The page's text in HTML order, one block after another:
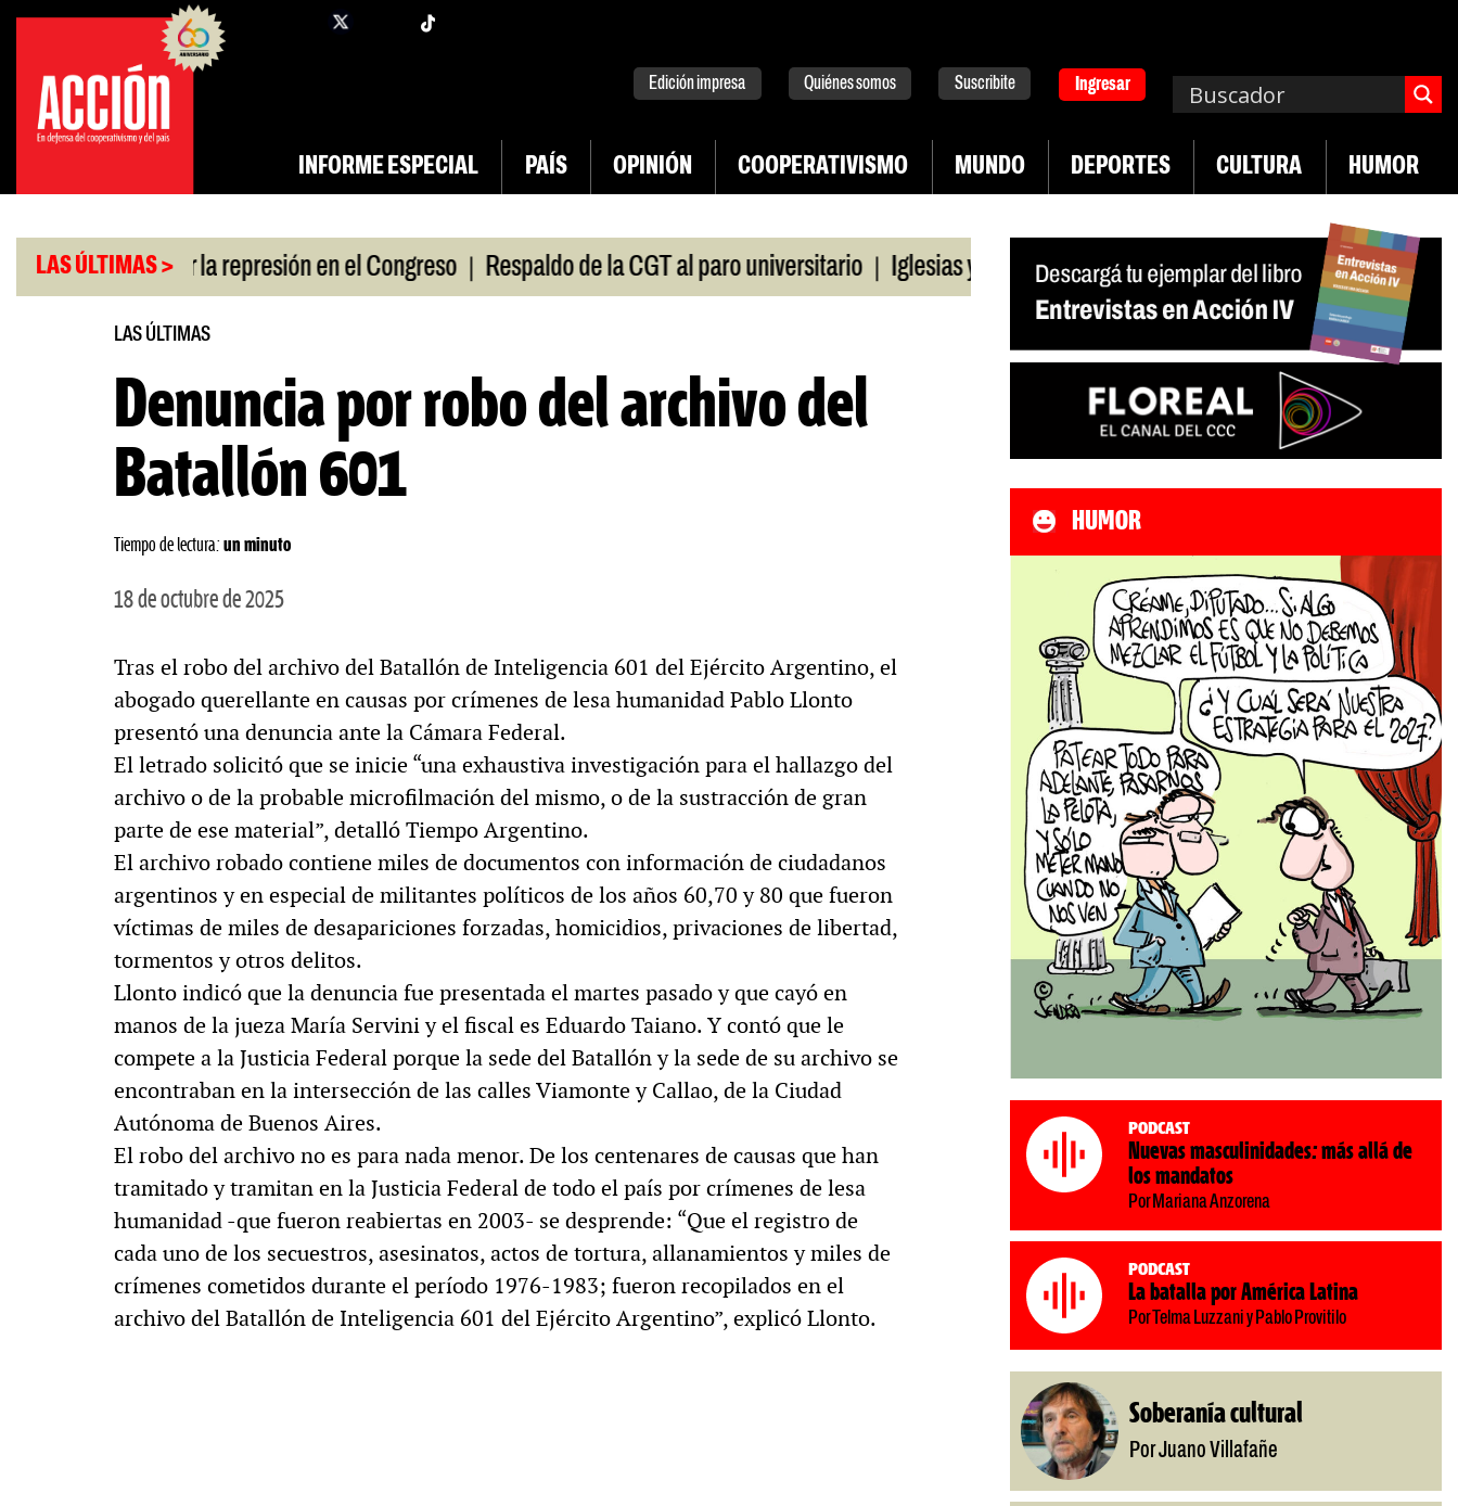
Saltar
contenido
facebook
Edición impresa Quiénes somos Suscribite Ingresar
INFORME ESPECIAL PAÍS OPINIÓN COOPERATIVISMO MUNDO DEPORTES CULTURA HUMOR
LAS ÚLTIMAS >
a policías por la represión en el Congreso | Respaldo de la CGT al paro universitario | Iglesias y templos asisten económicamente a la población |
LAS ÚLTIMAS
Denuncia por robo del archivo del
Batallón 601
Tiempo de lectura: un minuto
18 de octubre de 2025
Tras el robo del archivo del Batallón de Inteligencia 601 del Ejército Argentino, el
abogado querellante en causas por crímenes de lesa humanidad Pablo Llonto
presentó una denuncia ante la Cámara Federal.
El letrado solicitó que se inicie “una exhaustiva investigación para el hallazgo del
archivo o de la probable microfilmación del mismo, o de la sustracción de gran
parte de ese material”, detalló Tiempo Argentino.
El archivo robado contiene miles de documentos con información de ciudadanos
argentinos y en especial de militantes políticos de los años 60,70 y 80 que fueron
víctimas de miles de desapariciones forzadas, homicidios, privaciones de libertad,
tormentos y otros delitos.
Llonto indicó que la denuncia fue presentada el martes pasado y que cayó en
manos de la jueza María Servini y el fiscal es Eduardo Taiano. Y contó que le
compete a la Justicia Federal porque la sede del Batallón y la sede de su archivo se
encontraban en la intersección de las calles Viamonte y Callao, de la Ciudad
Autónoma de Buenos Aires.
El robo del archivo no es para nada menor. De los centenares de causas que han
tramitado y tramitan en la Justicia Federal de todo el país por crímenes de lesa
humanidad -que fueron reabiertas en 2003- se desprende: “Que el registro de
cada uno de los secuestros, asesinatos, actos de tortura, allanamientos y miles de
crímenes cometidos durante el período 1976-1983; fueron recopilados en el
archivo del Batallón de Inteligencia 601 del Ejército Argentino”, explicó Llonto.
HUMOR
Podcast
Nuevas masculinidades: más allá de
los mandatos
Por Mariana Anzorena
Podcast
La batalla por América Latina
Por Telma Luzzani y Pablo Provitilo
Soberanía cultural
Por Juano Villafañe